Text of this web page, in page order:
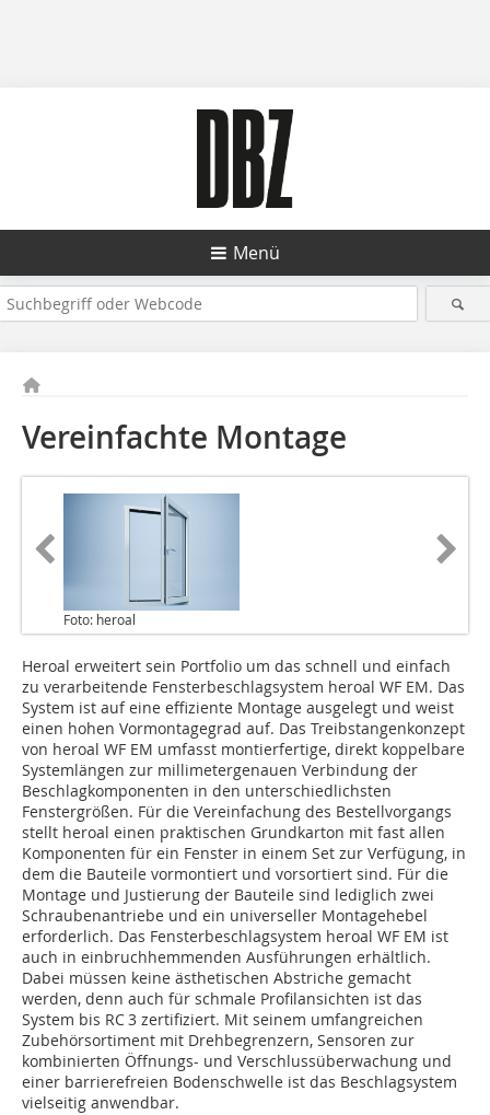
Menü
Vereinfachte Montage
Foto: heroal
Heroal erweitert sein Portfolio um das schnell und einfach
zu verarbeitende Fensterbeschlagsystem heroal WF EM. Das
System ist auf eine effiziente Montage ausgelegt und weist
einen hohen Vormontagegrad auf. Das Treibstangenkonzept
von heroal WF EM umfasst montierfertige, direkt koppelbare
Systemlängen zur millimetergenauen Verbindung der
Beschlagkomponenten in den unterschiedlichsten
Fenstergrößen. Für die Vereinfachung des Bestellvorgangs
stellt heroal einen praktischen Grundkarton mit fast allen
Komponenten für ein Fenster in einem Set zur Verfügung, in
dem die Bauteile vormontiert und vorsortiert sind. Für die
Montage und Justierung der Bauteile sind lediglich zwei
Schraubenantriebe und ein universeller Montagehebel
erforderlich. Das Fensterbeschlagsystem heroal WF EM ist
auch in einbruchhemmenden Ausführungen erhältlich.
Dabei müssen keine ästhetischen Abstriche gemacht
werden, denn auch für schmale Profilansichten ist das
System bis RC 3 zertifiziert. Mit seinem umfangreichen
Zubehörsortiment mit Drehbegrenzern, Sensoren zur
kombinierten Öffnungs- und Verschlussüberwachung und
einer barrierefreien Bodenschwelle ist das Beschlagsystem
vielseitig anwendbar.